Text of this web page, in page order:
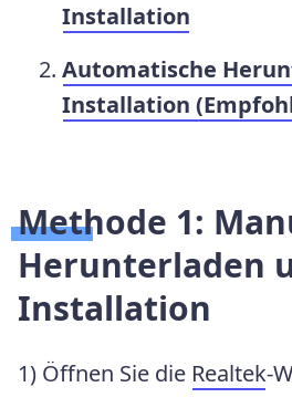
Installation
Automatische
Installation
Methode 1:
Herunterladen
Installation
1) Öffnen Sie die Realtek-